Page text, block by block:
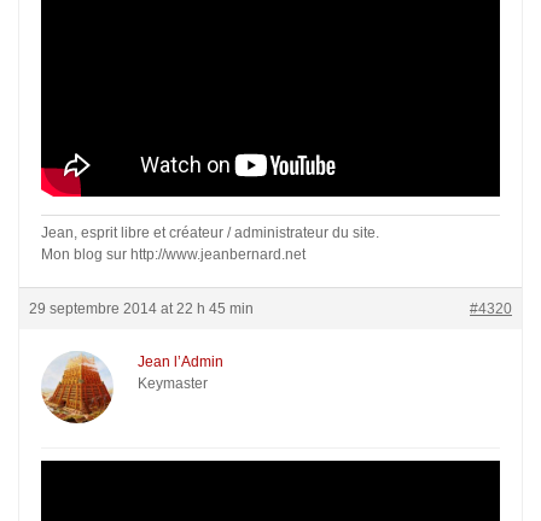
Jean, esprit libre et créateur / administrateur du site.
Mon blog sur http://www.jeanbernard.net
29 septembre 2014 at 22 h 45 min #4320
Jean l’Admin
Keymaster